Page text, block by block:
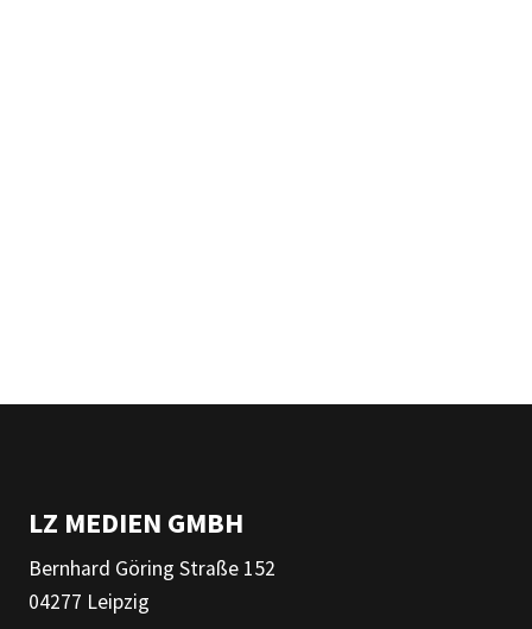
LZ MEDIEN GMBH
Bernhard Göring Straße 152
04277 Leipzig